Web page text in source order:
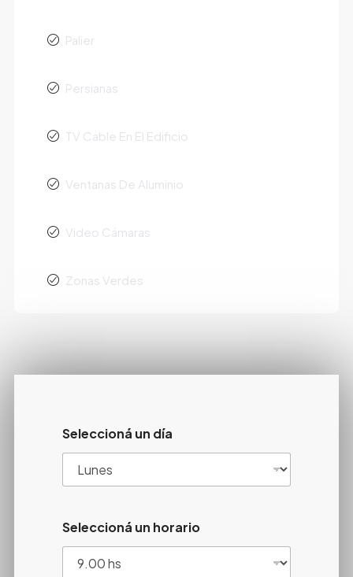
Palier
Persianas
TV Cable En El Edificio
Ventanas De Aluminio
Video Cámaras
Zonas Verdes
Seleccioná un día
Seleccioná un horario